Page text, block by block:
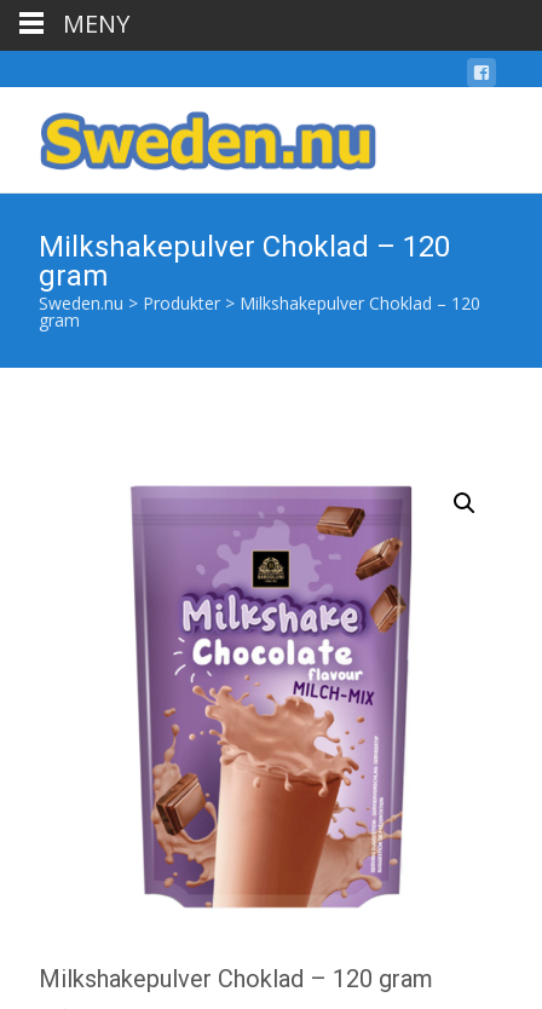
Milkshakepulver Choklad – 120
gram
Sweden.nu > Produkter > Milkshakepulver Choklad – 120
gram
Milkshakepulver Choklad – 120 gram
MENY